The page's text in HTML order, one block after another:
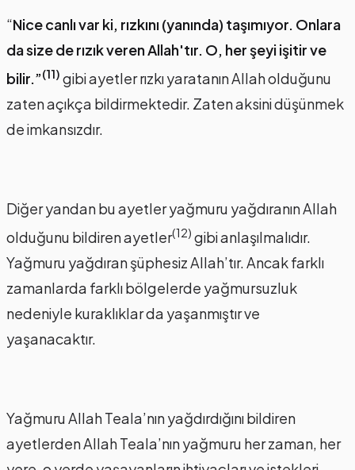
“Nice canlı var ki, rızkını (yanında) taşımıyor. Onlara
da size de rızık veren Allah'tır. O, her şeyi işitir ve
bilir.”(11) gibi ayetler rızkı yaratanın Allah olduğunu
zaten açıkça bildirmektedir. Zaten aksini düşünmek
de imkansızdır.
Diğer yandan bu ayetler yağmuru yağdıranın Allah
olduğunu bildiren ayetler(12) gibi anlaşılmalıdır.
Yağmuru yağdıran şüphesiz Allah’tır. Ancak farklı
zamanlarda farklı bölgelerde yağmursuzluk
nedeniyle kuraklıklar da yaşanmıştır ve
yaşanacaktır.
Yağmuru Allah Teala’nın yağdırdığını bildiren
ayetlerden Allah Teala’nın yağmuru her zaman, her